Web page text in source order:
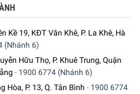
Kề 19, KĐT Văn Khê, P. La Khê, Hà
(Nhánh 6)
Hữu Thọ, P. Khuê Trung, Quận
- 1900 6774 (Nhánh 6)
Hòa, P. 13, Q. Tân Bình - 1900 6774